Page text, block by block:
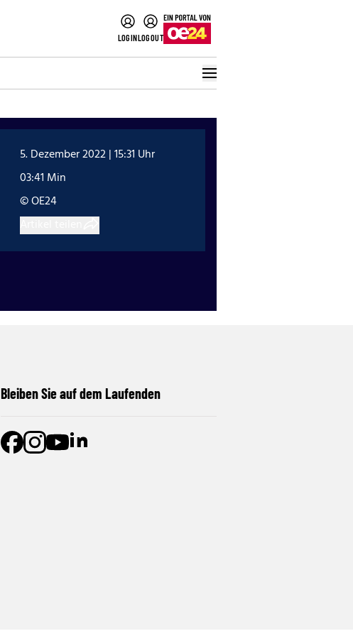
LOGINLOGOUT
5. Dezember 2022 | 15:31 Uhr
03:41 Min
© OE24
Bleiben Sie auf dem Laufenden